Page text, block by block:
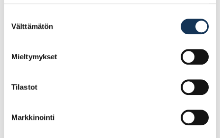
valinta
Välttämätön
Mieltymykset
Tilastot
Markkinointi
PUUTAVARA 47x100x4500 MÄNTY VS/VL